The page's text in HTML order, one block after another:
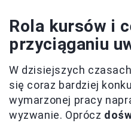
Rola kursów i
przyciąganiu
W dzisiejszych
się coraz bardziej
wymarzonej pracy
wyzwanie. Oprócz